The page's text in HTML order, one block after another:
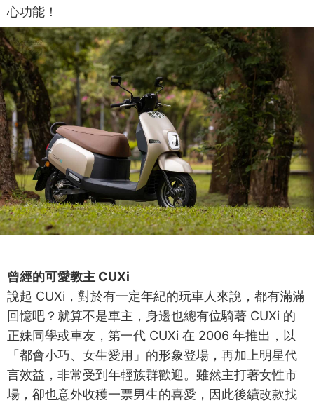
心功能！
曾經的可愛教主 CUXi
說起 CUXi，對於有一定年紀的玩車人來說，都有滿滿
回憶吧？就算不是車主，身邊也總有位騎著 CUXi 的
正妹同學或車友，第一代 CUXi 在 2006 年推出，以
「都會小巧、女生愛用」的形象登場，再加上明星代
言效益，非常受到年輕族群歡迎。雖然主打著女性市
場，卻也意外收穫一票男生的喜愛，因此後續改款找